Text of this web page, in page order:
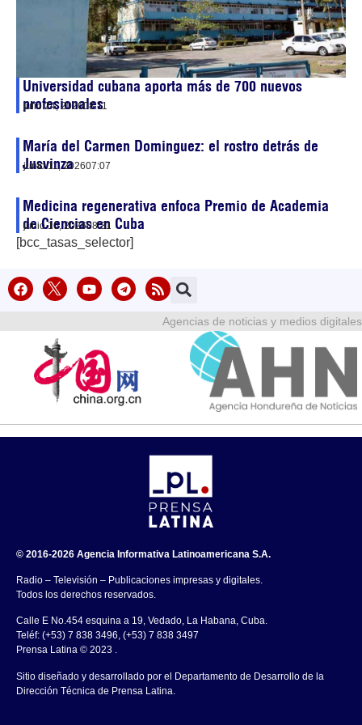
Universidad cubana aporta más de 700 nuevos
profesionales
julio 24, 202608:11
María del Carmen Dominguez: el rostro detrás de
Jusvinza
junio 11, 202607:07
Medicina regenerativa enfoca Premio de Academia
de Ciencias en Cuba
junio 10, 202608:31
[bcc_tasas_selector]
Agencias de noticias y medios digitales
© 2016-2026 Agencia Informativa Latinoamericana S.A.
Radio – Televisión – Publicaciones impresas y digitales.
Todos los derechos reservados.
Calle E No.454 esquina a 19, Vedado, La Habana, Cuba.
Teléf: (+53) 7 838 3496, (+53) 7 838 3497
Prensa Latina © 2023 .
Sitio diseñado y desarrollado por el Departamento de Desarrollo de la
Dirección Técnica de Prensa Latina.